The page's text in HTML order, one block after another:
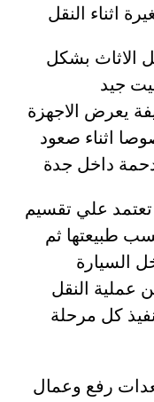
اثناء النقل
الاثاث بشكل
جيد
يعرض الاجهزة
اثناء صعود
داخل جدة
علي تقسيم
طبيعتها ثم
السيارة
النقل
كل مرحلة
رفع وعمال